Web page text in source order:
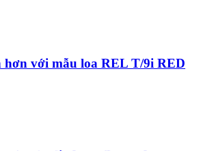
hơn với mẫu loa REL T/9i RED